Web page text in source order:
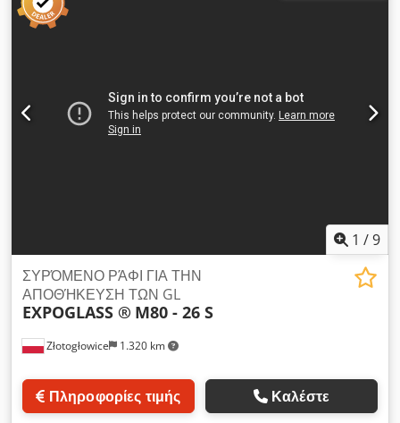
1 /9
Złotogłowice 1.320 km
ΣΥΡΌΜΕΝΟ ΡΆΦΙ ΓΙΑ ΤΗΝ
ΑΠΟΘΉΚΕΥΣΗ ΤΩΝ GL
EXPOGLASS ® M80 - 26 S
Πληροφορίες τιμής Καλέστε